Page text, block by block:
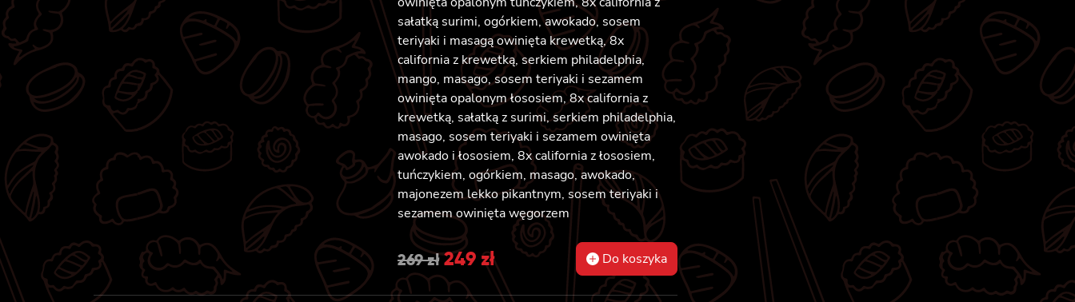
sałatką surimi, ogórkiem, awokado, sosem
teriyaki i masagą owinięta krewetką, 8x
california z krewetką, serkiem philadelphia,
mango, masago, sosem teriyaki i sezamem
owinięta opalonym łososiem, 8x california z
krewetką, sałatką z surimi, serkiem philadelphia,
masago, sosem teriyaki i sezamem owinięta
awokado i łososiem, 8x california z łososiem,
tuńczykiem, ogórkiem, masago, awokado,
majonezem lekko pikantnym, sosem teriyaki i
sezamem owinięta węgorzem
269zł Original
price
249 złCurrent
price
Do koszyka